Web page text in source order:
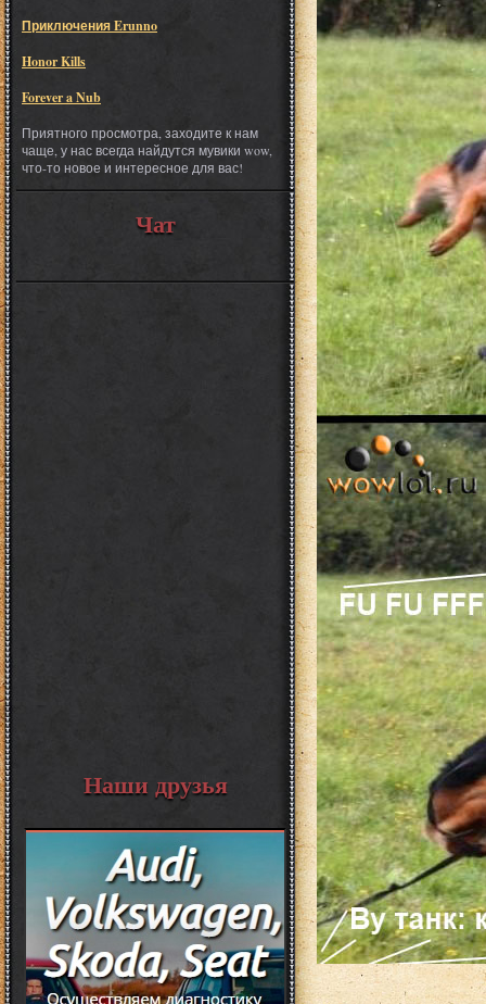
Приключения Erunno
Honor Kills
Forever a Nub
Приятного просмотра, заходите к нам
чаще, у нас всегда найдутся мувики wow,
что-то новое и интересное для вас!
Чат
Наши друзья